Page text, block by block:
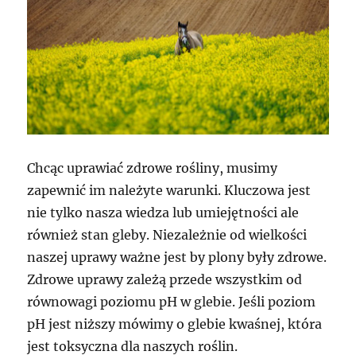
Chcąc uprawiać zdrowe rośliny, musimy
zapewnić im należyte warunki. Kluczowa jest
nie tylko nasza wiedza lub umiejętności ale
również stan gleby. Niezależnie od wielkości
naszej uprawy ważne jest by plony były zdrowe.
Zdrowe uprawy zależą przede wszystkim od
równowagi poziomu pH w glebie. Jeśli poziom
pH jest niższy mówimy o glebie kwaśnej, która
jest toksyczna dla naszych roślin.